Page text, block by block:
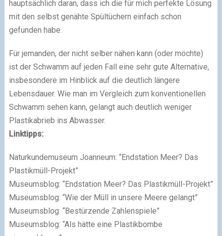
hauptsächlich daran, dass ich die für mich perfekte Lösung
mit den selbst genähte Spültüchern einfach schon
gefunden habe.
Für jemanden, der nicht selber nähen kann (oder möchte)
ist der Schwamm auf jeden Fall eine sehr gute Alternative,
insbesondere im Hinblick auf die deutlich längere
Lebensdauer. Wie man im Vergleich zum konventionellen
Schwamm sehen kann, gelangt auch deutlich weniger
Plastikabrieb ins Abwasser.
Linktipps:
Naturkundemuseum Joanneum: “Endstation Meer? Das
Plastikmüll-Projekt”
Museumsblog: “Endstation Meer? Das Plastikmüll-Projekt”
Museumsblog: “Wie der Müll in unsere Meere gelangt”
Museumsblog: “Bestürzende Zahlenspiele”
Museumsblog: “Als hätte eine Plastikbombe